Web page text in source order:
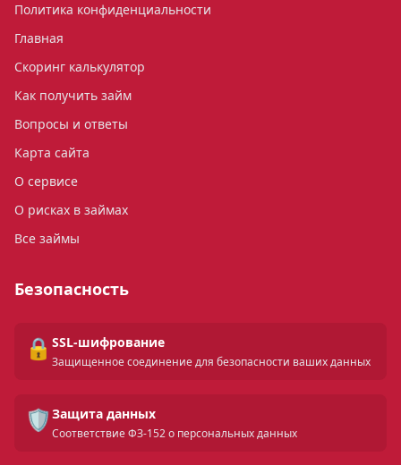
Политика конфиденциальности
Главная
Скоринг калькулятор
Как получить займ
Вопросы и ответы
Карта сайта
О сервисе
О рисках в займах
Все займы
Безопасность
🔒 SSL-шифрование
Защищенное соединение для безопасности ваших данных
🛡️ Защита данных
Соответствие ФЗ-152 о персональных данных